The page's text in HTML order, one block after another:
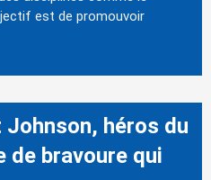
est de promouvoir
héros du
de bravoure qui